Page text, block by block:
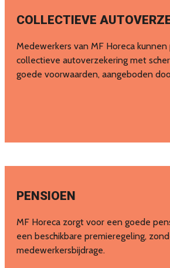
COLLECTIEVE
Medewerkers van MF Horeca
collectieve autoverzekering met
goede voorwaarden, aangeboden
PENSIOEN
MF Horeca zorgt voor een goede
een beschikbare premieregeling,
medewerkersbijdrage.